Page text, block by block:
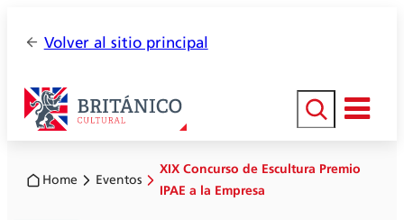
Volver al sitio principal
Buscar
Home Eventos
XIX Concurso de Escultura Premio
IPAE a la Empresa